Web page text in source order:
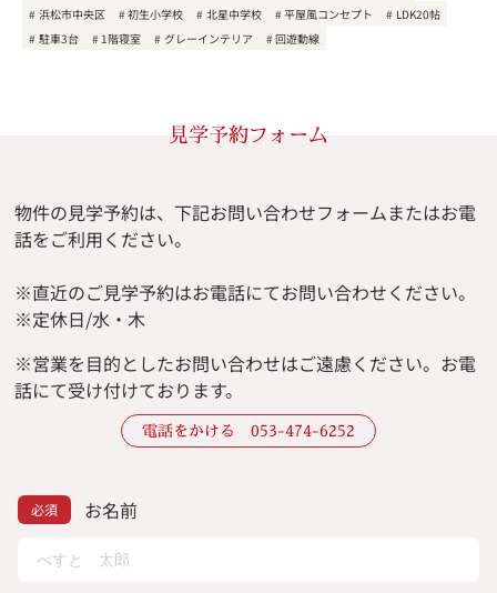
浜松市中央区
初生小学校 北星中学校 平屋風コンセプト
LDK20帖
駐車3台
1階寝室 グレーインテリア 回遊動線
見学予約フォーム
物件の見学予約は、下記お問い合わせフォームまたはお電
話をご利用ください。
※直近のご見学予約はお電話にてお問い合わせください。
※定休日/水・木
※営業を目的としたお問い合わせはご遠慮ください。 お電
話にて受け付けております。
電話をかける 053-474-6252
お名前